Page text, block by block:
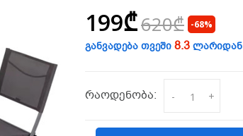
199₾620₾ -68%
განვადება თვეში 8.3 ლარიდან
რაოდენობა: - +